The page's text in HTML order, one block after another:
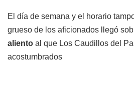
El día de semana y el horario
grueso de los aficionados llegó
aliento al que Los Caudillos del
acostumbrados